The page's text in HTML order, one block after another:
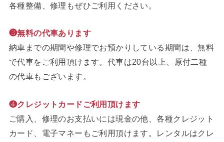
各種整備、修理もぜひご利用ください。
❸無料の代車あります
納車までの期間や修理でお預かりしている期間は、無料
で代車をご利用頂けます。代車は20台以上、原付二種
の代車もございます。
❹クレジットカードご利用頂けます
ご購入、修理のお支払いには現金の他、各種クレジット
カード、電子マネーもご利用頂けます。レンタルはクレ